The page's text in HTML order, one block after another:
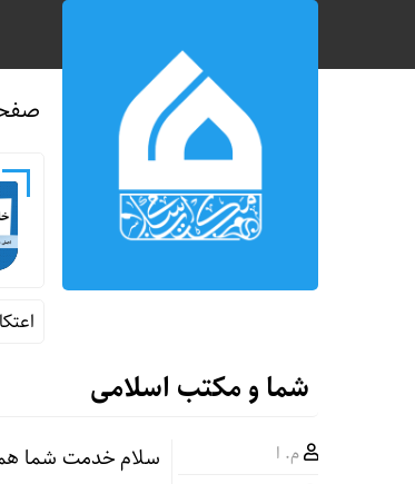
شما و مکتب اسلامی
م. ا
سلام خدمت شما